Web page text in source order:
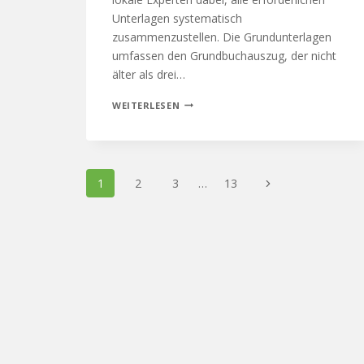
Unterlagen systematisch
zusammenzustellen. Die Grundunterlagen
umfassen den Grundbuchauszug, der nicht
älter als drei…
WEITERLESEN
1 2 3 … 13